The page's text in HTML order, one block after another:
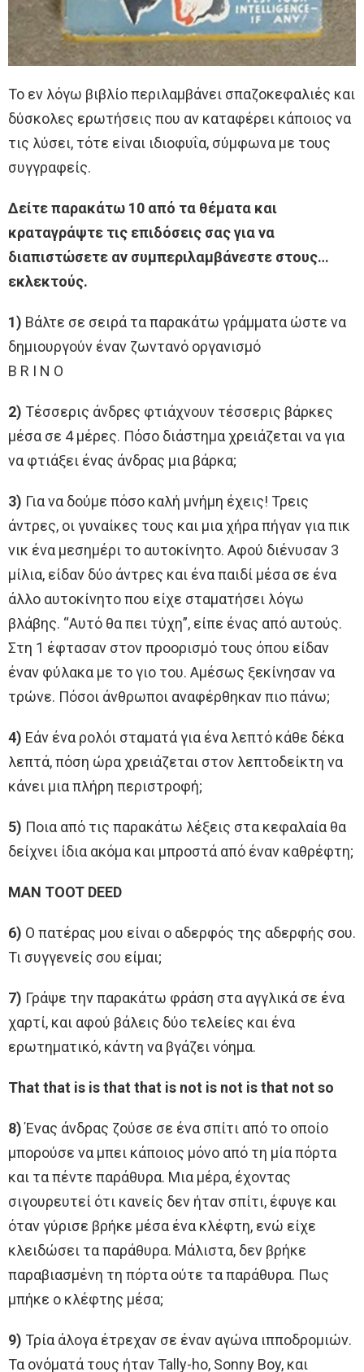
Το εν λόγω βιβλίο περιλαμβάνει σπαζοκεφαλιές και
δύσκολες ερωτήσεις που αν καταφέρει κάποιος να
τις λύσει, τότε είναι ιδιοφυΐα, σύμφωνα με τους
συγγραφείς.
Δείτε παρακάτω 10 από τα θέματα και
κραταγράψτε τις επιδόσεις σας για να
διαπιστώσετε αν συμπεριλαμβάνεστε στους…
εκλεκτούς.
1) Βάλτε σε σειρά τα παρακάτω γράμματα ώστε να
δημιουργούν έναν ζωντανό οργανισμό
B R I N O
2) Τέσσερις άνδρες φτιάχνουν τέσσερις βάρκες
μέσα σε 4 μέρες. Πόσο διάστημα χρειάζεται να για
να φτιάξει ένας άνδρας μια βάρκα;
3) Για να δούμε πόσο καλή μνήμη έχεις! Τρεις
άντρες, οι γυναίκες τους και μια χήρα πήγαν για πικ
νικ ένα μεσημέρι το αυτοκίνητο. Αφού διένυσαν 3
μίλια, είδαν δύο άντρες και ένα παιδί μέσα σε ένα
άλλο αυτοκίνητο που είχε σταματήσει λόγω
βλάβης. “Αυτό θα πει τύχη”, είπε ένας από αυτούς.
Στη 1 έφτασαν στον προορισμό τους όπου είδαν
έναν φύλακα με το γιο του. Αμέσως ξεκίνησαν να
τρώνε. Πόσοι άνθρωποι αναφέρθηκαν πιο πάνω;
4) Εάν ένα ρολόι σταματά για ένα λεπτό κάθε δέκα
λεπτά, πόση ώρα χρειάζεται στον λεπτοδείκτη να
κάνει μια πλήρη περιστροφή;
5) Ποια από τις παρακάτω λέξεις στα κεφαλαία θα
δείχνει ίδια ακόμα και μπροστά από έναν καθρέφτη;
MAN TOOT DEED
6) Ο πατέρας μου είναι ο αδερφός της αδερφής σου.
Τι συγγενείς σου είμαι;
7) Γράψε την παρακάτω φράση στα αγγλικά σε ένα
χαρτί, και αφού βάλεις δύο τελείες και ένα
ερωτηματικό, κάντη να βγάζει νόημα.
That that is is that that is not is not is that not so
8)Ένας άνδρας ζούσε σε ένα σπίτι από το οποίο
μπορούσε να μπει κάποιος μόνο από τη μία πόρτα
και τα πέντε παράθυρα. Μια μέρα, έχοντας
σιγουρευτεί ότι κανείς δεν ήταν σπίτι, έφυγε και
όταν γύρισε βρήκε μέσα ένα κλέφτη, ενώ είχε
κλειδώσει τα παράθυρα. Μάλιστα, δεν βρήκε
παραβιασμένη τη πόρτα ούτε τα παράθυρα. Πως
μπήκε ο κλέφτης μέσα;
9) Τρία άλογα έτρεχαν σε έναν αγώνα ιπποδρομιών.
Τα ονόματά τους ήταν Tally-ho, Sonny Boy, και